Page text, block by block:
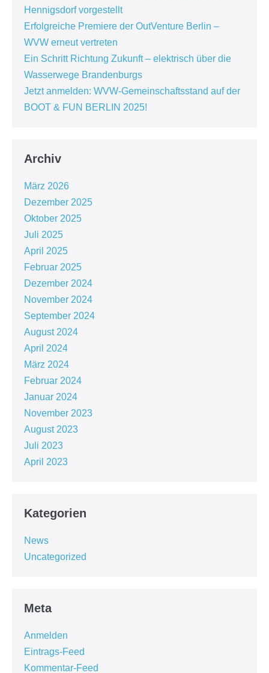
Hennigsdorf vorgestellt
Erfolgreiche Premiere der OutVenture Berlin –
WVW erneut vertreten
Ein Schritt Richtung Zukunft – elektrisch über die
Wasserwege Brandenburgs
Jetzt anmelden: WVW-Gemeinschaftsstand auf der
BOOT & FUN BERLIN 2025!
Archiv
März 2026
Dezember 2025
Oktober 2025
Juli 2025
April 2025
Februar 2025
Dezember 2024
November 2024
September 2024
August 2024
April 2024
März 2024
Februar 2024
Januar 2024
November 2023
August 2023
Juli 2023
April 2023
Kategorien
News
Uncategorized
Meta
Anmelden
Eintrags-Feed
Kommentar-Feed